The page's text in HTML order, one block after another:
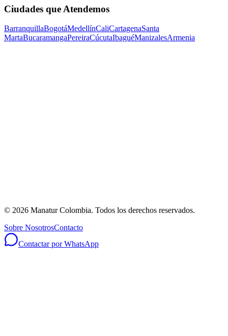
Ciudades que Atendemos
BarranquillaBogotáMedellínCaliCartagenaSanta
MartaBucaramangaPereiraCúcutaIbaguéManizalesArmenia
© 2026 Manatur Colombia. Todos los derechos reservados.
Sobre NosotrosContacto
Contactar por WhatsApp